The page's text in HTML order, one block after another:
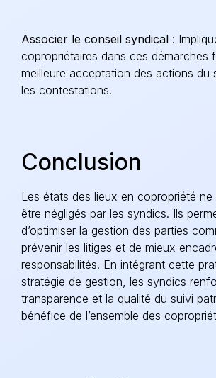
Associer le conseil syndical :
copropriétaires dans ces démarches
meilleure acceptation des actions du
les contestations.
Conclusion
Les états des lieux en copropriété
être négligés par les syndics. Ils
d’optimiser la gestion des parties
prévenir les litiges et de mieux
responsabilités. En intégrant cette
stratégie de gestion, les syndics
transparence et la qualité du suivi
bénéfice de l’ensemble des